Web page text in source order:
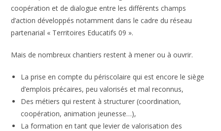
coopération et de dialogue entre les différents champs
d’action développés notamment dans le cadre du réseau
partenarial « Territoires Educatifs 09 ».
Mais de nombreux chantiers restent à mener ou à ouvrir.
La prise en compte du périscolaire qui est encore le siège
d’emplois précaires, peu valorisés et mal reconnus,
Des métiers qui restent à structurer (coordination,
coopération, animation jeunesse…),
La formation en tant que levier de valorisation des